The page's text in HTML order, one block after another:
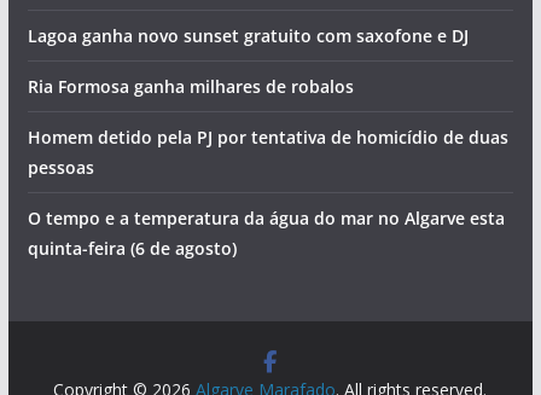
Lagoa ganha novo sunset gratuito com saxofone e DJ
Ria Formosa ganha milhares de robalos
Homem detido pela PJ por tentativa de homicídio de duas
pessoas
O tempo e a temperatura da água do mar no Algarve esta
quinta-feira (6 de agosto)
Copyright © 2026Algarve Marafado. All rights reserved.